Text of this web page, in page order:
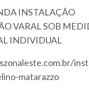
INSTALAÇÃO
VARAL SOB
INDIVIDUAL
matarazzo